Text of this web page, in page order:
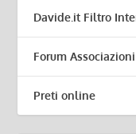
Davide.it Filtro
Forum
Preti online